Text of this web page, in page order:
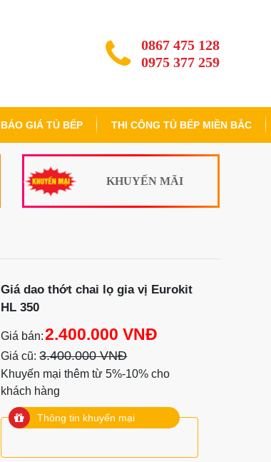
0867 475 128
0975 377 259
BÁO GIÁ TỦ BẾP THI CÔNG TỦ BẾP MIỀN BẮC
KHUYẾN MÃI
Giá dao thớt chai lọ gia vị Eurokit
HL 350
Giá bán:2.400.000 VNĐ
Giá cũ: 3.400.000 VNĐ
Khuyến mại thêm từ 5%-10% cho
khách hàng
Thông tin khuyến mại